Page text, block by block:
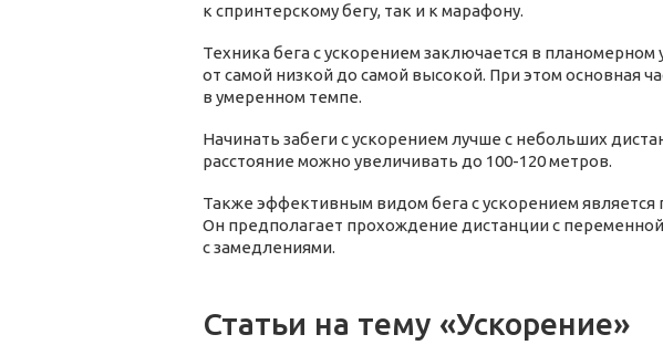
к спринтерскому бегу, так и к марафону.
Техника бега с ускорением заключается в планомерном
от самой низкой до самой высокой. При этом основная
в умеренном темпе.
Начинать забеги с ускорением лучше с небольших
расстояние можно увеличивать до 100-120 метров.
Также эффективным видом бега с ускорением
Он предполагает прохождение дистанции с
с замедлениями.
Статьи на тему «Ускорение»